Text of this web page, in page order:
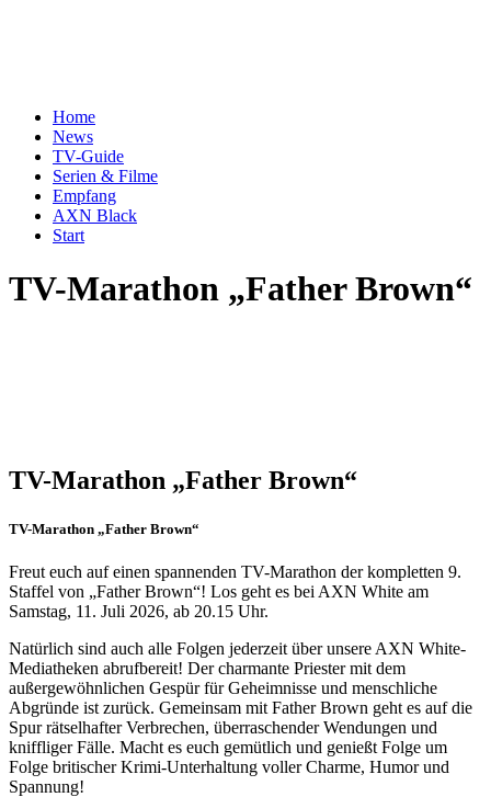
Home
News
TV-Guide
Serien & Filme
Empfang
AXN Black
Start
TV-Marathon „Father Brown“
TV-Marathon „Father Brown“
TV-Marathon „Father Brown“
Freut euch auf einen spannenden TV-Marathon der kompletten 9.
Staffel von „Father Brown“! Los geht es bei AXN White am
Samstag, 11. Juli 2026, ab 20.15 Uhr.
Natürlich sind auch alle Folgen jederzeit über unsere AXN White-
Mediatheken abrufbereit! Der charmante Priester mit dem
außergewöhnlichen Gespür für Geheimnisse und menschliche
Abgründe ist zurück. Gemeinsam mit Father Brown geht es auf die
Spur rätselhafter Verbrechen, überraschender Wendungen und
kniffliger Fälle. Macht es euch gemütlich und genießt Folge um
Folge britischer Krimi-Unterhaltung voller Charme, Humor und
Spannung!